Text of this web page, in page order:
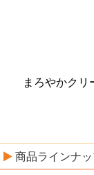
まろやかクリ
商品ラインナ